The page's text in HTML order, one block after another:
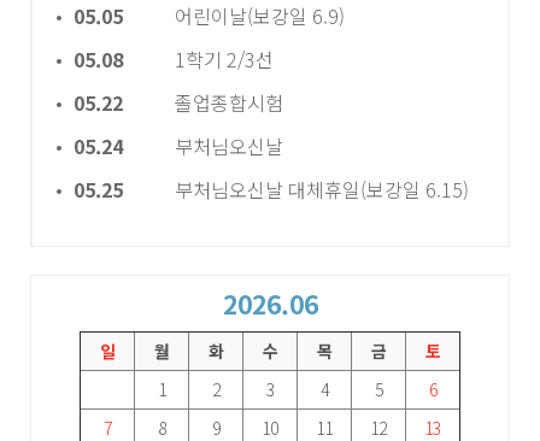
05.05
어린이날(보강일 6.9)
05.08
1학기 2/3선
05.22
졸업종합시험
05.24
부처님오신날
05.25
부처님오신날 대체휴일(보강일 6.15)
2026.06
일 월 화 수 목 금
토
1
2 3 4 5
6
7
8 9 10 11 12
13